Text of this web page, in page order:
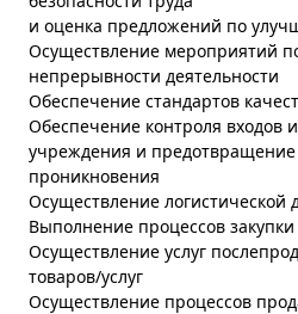
и оценка предложений по
Осуществление мероприятий
непрерывности деятельности
Обеспечение стандартов
Обеспечение контроля входов
учреждения и
проникновения
Осуществление логистической
Выполнение процессов закупки
Осуществление услуг
товаров/услуг
Осуществление процессов